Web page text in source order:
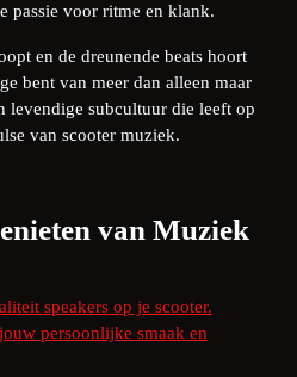
passie voor ritme en klank.
en de dreunende beats hoort
bent van meer dan alleen maar
levendige subcultuur die leeft op
van scooter muziek.
van Muziek
speakers op je scooter.
persoonlijke smaak en